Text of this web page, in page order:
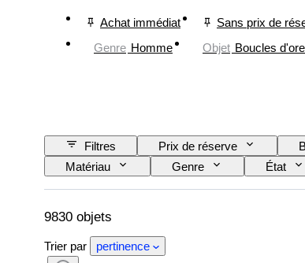
Achat immédiat Sans prix de
Genre Homme Objet Boucles
Filtres Prix de réserve
Matériau
Genre État
Degré de couleur
Couleur exacte
9830 objets
Trier par pertinence